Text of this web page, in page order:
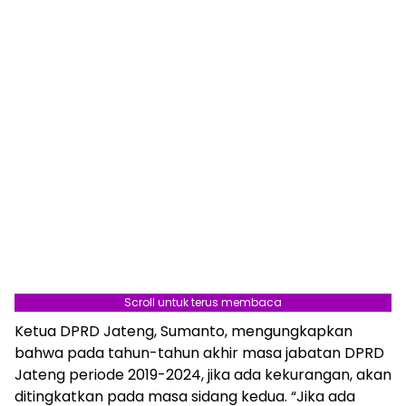
Scroll untuk terus membaca
Ketua DPRD Jateng, Sumanto, mengungkapkan
bahwa pada tahun-tahun akhir masa jabatan DPRD
Jateng periode 2019-2024, jika ada kekurangan, akan
ditingkatkan pada masa sidang kedua. “Jika ada